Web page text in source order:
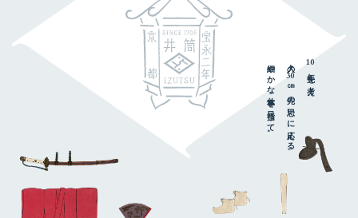
10
年先を考え、
人々の
30
㎝先の思いに応える、
細やかな仕事を目指して。